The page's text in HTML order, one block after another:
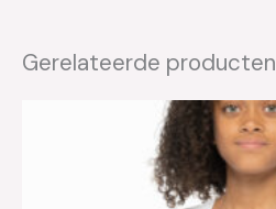
Gerelateerde producten